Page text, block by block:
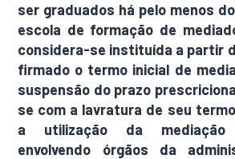
ser graduados há pelo menos
escola de formação de
considera-se instituída a partir
firmado o termo inicial de
suspensão do prazo
se com a lavratura de seu
a utilização da
envolvendo órgãos da